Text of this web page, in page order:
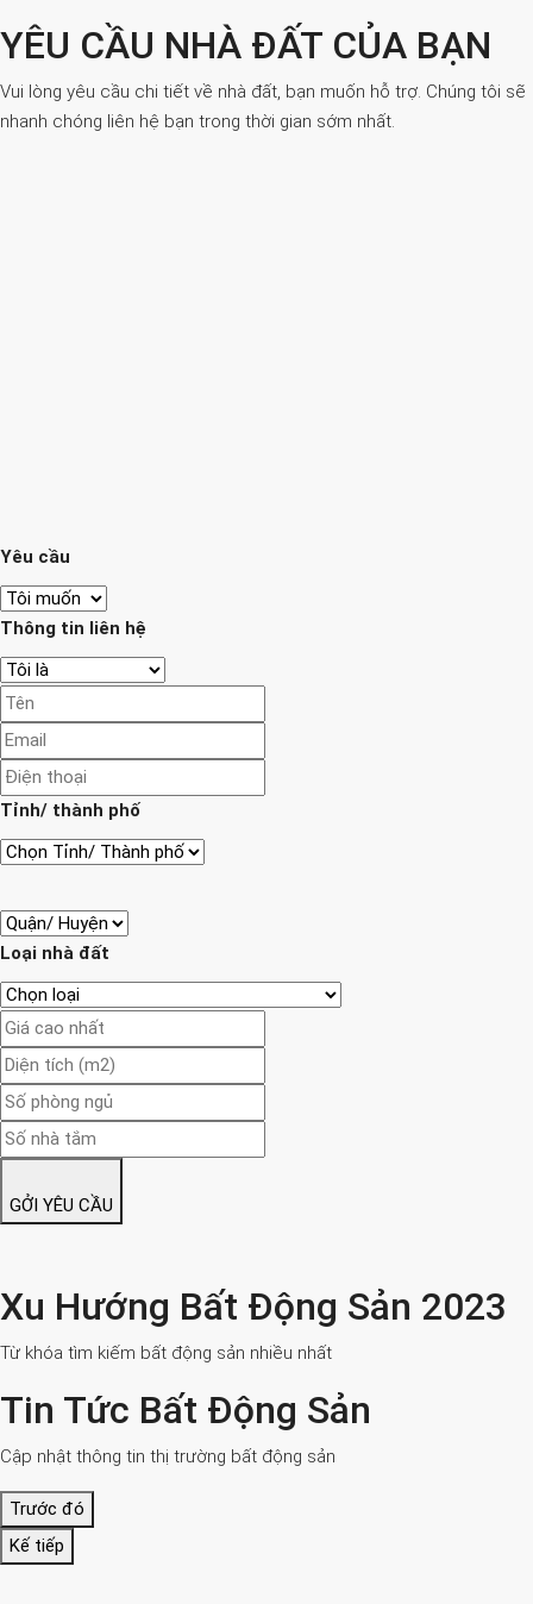
YÊU CẦU NHÀ ĐẤT CỦA BẠN
Vui lòng yêu cầu chi tiết về nhà đất, bạn muốn hỗ trợ. Chúng tôi sẽ
nhanh chóng liên hệ bạn trong thời gian sớm nhất.
Yêu cầu
Thông tin liên hệ
Tỉnh/ thành phố
Loại nhà đất
GỞI YÊU CẦU
Xu Hướng Bất Động Sản 2023
Từ khóa tìm kiếm bất động sản nhiều nhất
Tin Tức Bất Động Sản
Cập nhật thông tin thị trường bất động sản
Trước đó
Kế tiếp